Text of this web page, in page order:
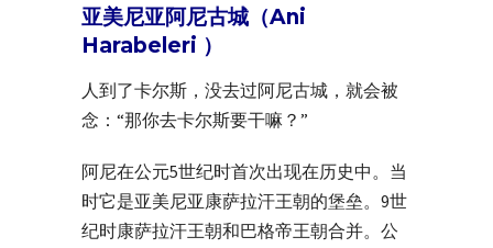
亚美尼亚阿尼古城（Ani
Harabeleri ）
人到了卡尔斯，没去过阿尼古城，就会被
念：“那你去卡尔斯要干嘛？”
阿尼在公元5世纪时首次出现在历史中。当
时它是亚美尼亚康萨拉汗王朝的堡垒。9世
纪时康萨拉汗王朝和巴格帝王朝合并。公